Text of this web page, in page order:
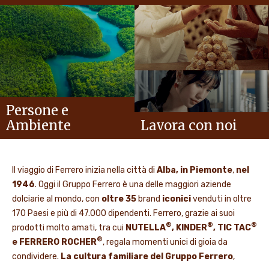
Persone e
Ambiente
Lavora con noi
Il viaggio di Ferrero inizia nella città di Alba, in Piemonte, nel
1946. Oggi il Gruppo Ferrero è una delle maggiori aziende
dolciarie al mondo, con oltre 35 brand iconicivenduti in oltre
170 Paesi e più di 47.000 dipendenti. Ferrero, grazie ai suoi
prodotti molto amati, tra cui NUTELLA®, KINDER®, TIC TAC®
e FERRERO ROCHER®, regala momenti unici di gioia da
condividere. La cultura familiare del Gruppo Ferrero,